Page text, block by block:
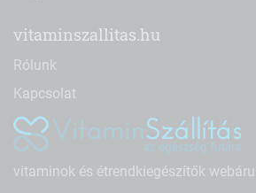
vitaminszallitas.hu
Rólunk
Kapcsolat
vitaminok és étrendkiegészítők